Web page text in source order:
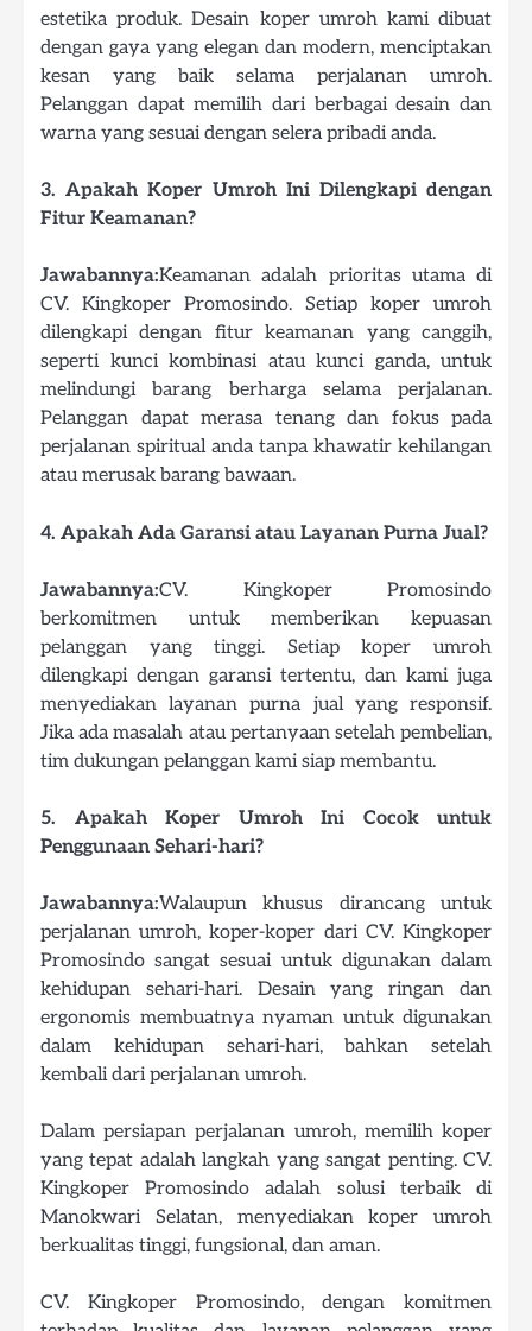
estetika produk. Desain koper umroh kami dibuat
dengan gaya yang elegan dan modern, menciptakan
kesan yang baik selama perjalanan umroh.
Pelanggan dapat memilih dari berbagai desain dan
warna yang sesuai dengan selera pribadi anda.
3. Apakah Koper Umroh Ini Dilengkapi dengan
Fitur Keamanan?
Jawabannya:Keamanan adalah prioritas utama di
CV. Kingkoper Promosindo. Setiap koper umroh
dilengkapi dengan fitur keamanan yang canggih,
seperti kunci kombinasi atau kunci ganda, untuk
melindungi barang berharga selama perjalanan.
Pelanggan dapat merasa tenang dan fokus pada
perjalanan spiritual anda tanpa khawatir kehilangan
atau merusak barang bawaan.
4. Apakah Ada Garansi atau Layanan Purna Jual?
Jawabannya:CV. Kingkoper Promosindo
berkomitmen untuk memberikan kepuasan
pelanggan yang tinggi. Setiap koper umroh
dilengkapi dengan garansi tertentu, dan kami juga
menyediakan layanan purna jual yang responsif.
Jika ada masalah atau pertanyaan setelah pembelian,
tim dukungan pelanggan kami siap membantu.
5. Apakah Koper Umroh Ini Cocok untuk
Penggunaan Sehari-hari?
Jawabannya:Walaupun khusus dirancang untuk
perjalanan umroh, koper-koper dari CV. Kingkoper
Promosindo sangat sesuai untuk digunakan dalam
kehidupan sehari-hari. Desain yang ringan dan
ergonomis membuatnya nyaman untuk digunakan
dalam kehidupan sehari-hari, bahkan setelah
kembali dari perjalanan umroh.
Dalam persiapan perjalanan umroh, memilih koper
yang tepat adalah langkah yang sangat penting. CV.
Kingkoper Promosindo adalah solusi terbaik di
Manokwari Selatan, menyediakan koper umroh
berkualitas tinggi, fungsional, dan aman.
CV. Kingkoper Promosindo, dengan komitmen